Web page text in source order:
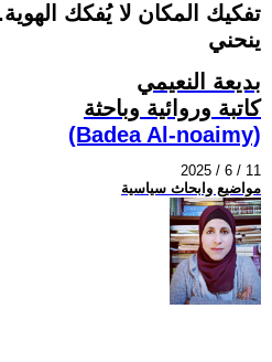
تفكيك المكان لا يُفكك
ينحني
بديعة النعيمي
كاتبة وروائية وباحثة
(Badea Al-noaimy)
2025 / 6 / 11
مواضيع وابحاث سياسية